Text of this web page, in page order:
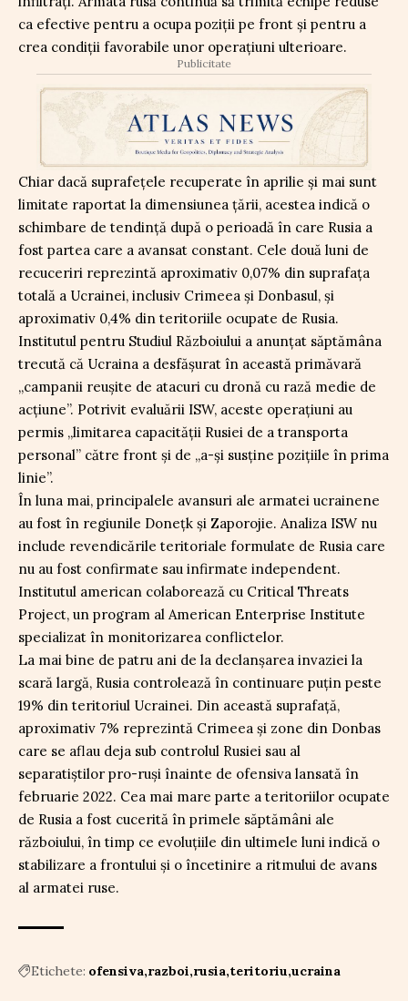
ca efective pentru a ocupa poziții pe front și pentru a
crea condiții favorabile unor operațiuni ulterioare.
Publicitate
Chiar dacă suprafețele recuperate în aprilie și mai sunt
limitate raportat la dimensiunea țării, acestea indică o
schimbare de tendință după o perioadă în care Rusia a
fost partea care a avansat constant. Cele două luni de
recuceriri reprezintă aproximativ 0,07% din suprafața
totală a Ucrainei, inclusiv Crimeea și Donbasul, și
aproximativ 0,4% din teritoriile ocupate de Rusia.
Institutul pentru Studiul Războiului a anunțat săptămâna
trecută că Ucraina a desfășurat în această primăvară
„campanii reuşite de atacuri cu dronă cu rază medie de
acţiune”. Potrivit evaluării ISW, aceste operațiuni au
permis „limitarea capacităţii Rusiei de a transporta
personal” către front și de „a-şi susţine poziţiile în prima
linie”.
În luna mai, principalele avansuri ale armatei ucrainene
au fost în regiunile Donețk și Zaporojie. Analiza ISW nu
include revendicările teritoriale formulate de Rusia care
nu au fost confirmate sau infirmate independent.
Institutul american colaborează cu Critical Threats
Project, un program al American Enterprise Institute
specializat în monitorizarea conflictelor.
La mai bine de patru ani de la declanșarea invaziei la
scară largă, Rusia controlează în continuare puțin peste
19% din teritoriul Ucrainei. Din această suprafață,
aproximativ 7% reprezintă Crimeea și zone din Donbas
care se aflau deja sub controlul Rusiei sau al
separatiștilor pro-ruși înainte de ofensiva lansată în
februarie 2022. Cea mai mare parte a teritoriilor ocupate
de Rusia a fost cucerită în primele săptămâni ale
războiului, în timp ce evoluțiile din ultimele luni indică o
stabilizare a frontului și o încetinire a ritmului de avans
al armatei ruse.
Etichete: ofensiva razboi rusia teritoriu ucraina